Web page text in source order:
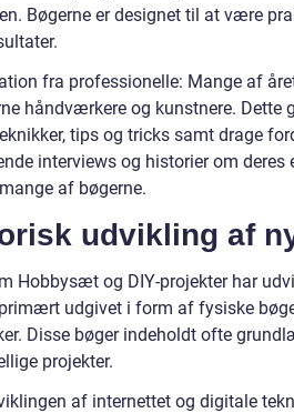
Bøgerne er designet til at være
fra professionelle: Mange af
håndværkere og kunstnere.
tips og tricks samt drage
interviews og historier om deres
af bøgerne.
udvikling af
Hobbysæt og DIY-projekter har
udgivet i form af fysiske
Disse bøger indeholdt ofte
projekter.
af internettet og digitale